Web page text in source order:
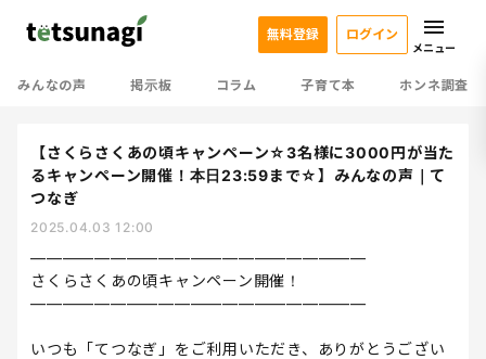
みんなの声 掲示板 コラム 子育て本 ホンネ調査
無料登録 ログイン
メニュー
【さくらさくあの頃キャンペーン☆3名様に3000円が当た
るキャンペーン開催！本日23:59まで☆】みんなの声｜て
つなぎ
2025.04.03 12:00
—————————————————————
さくらさくあの頃キャンペーン開催！
—————————————————————
いつも「てつなぎ」をご利用いただき、ありがとうござい